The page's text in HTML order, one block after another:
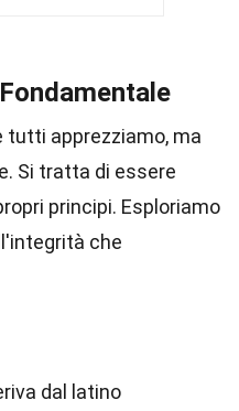
tutti apprezziamo, ma
Si tratta di essere
principi. Esploriamo
che
dal latino